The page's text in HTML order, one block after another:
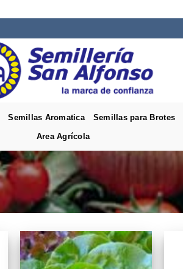
Semillas Aromatica Semillas para Brotes
Area Agrícola